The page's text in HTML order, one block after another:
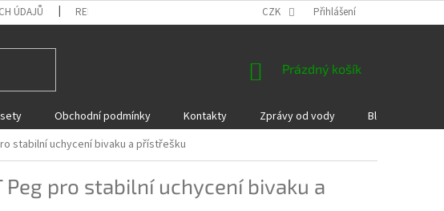
ÚDAJŮ REKLAMACE A VRÁCENÍ ZBOŽÍ DÁRKOVÉ POUKAZY
CZK Přihlášení
NÁKUPNÍ
Prázdný košík
Obchodní podmínky Kontakty Zprávy od vody Blog
stabilní uchycení bivaku a přístřešku
pro stabilní uchycení bivaku a